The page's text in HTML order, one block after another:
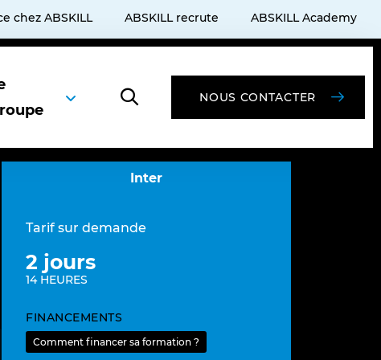
chez ABSKILL ABSKILL recrute ABSKILL Academy
NOUS CONTACTER
Inter
Tarif sur demande
2 jours
14 HEURES
FINANCEMENTS
Comment financer sa formation ?